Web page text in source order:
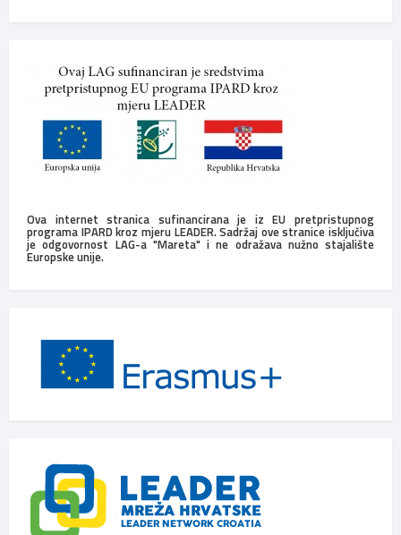
Ova internet stranica sufinancirana je iz EU pretpristupnog
programa IPARD kroz mjeru LEADER. Sadržaj ove stranice isključiva
je odgovornost LAG-a "Mareta" i ne odražava nužno stajalište
Europske unije.